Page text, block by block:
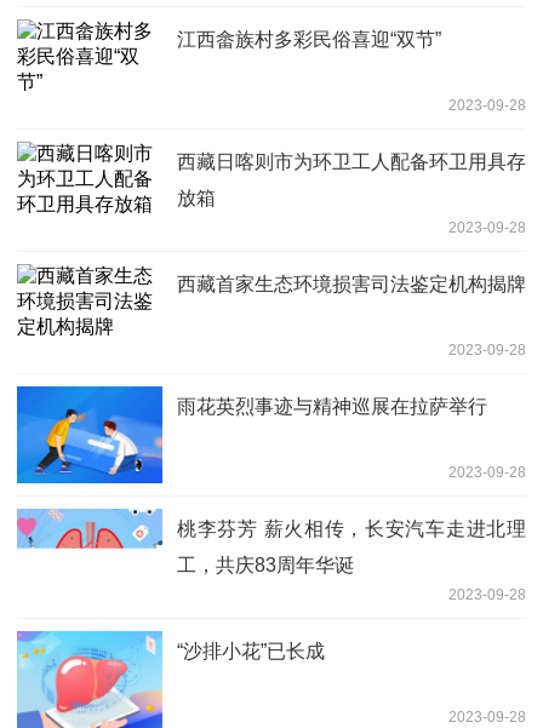
江西畲族村多彩民俗喜迎“双节”
2023-09-28
西藏日喀则市为环卫工人配备环卫用具存
放箱
2023-09-28
西藏首家生态环境损害司法鉴定机构揭牌
2023-09-28
雨花英烈事迹与精神巡展在拉萨举行
2023-09-28
桃李芬芳 薪火相传，长安汽车走进北理
工，共庆83周年华诞
2023-09-28
“沙排小花”已长成
2023-09-28